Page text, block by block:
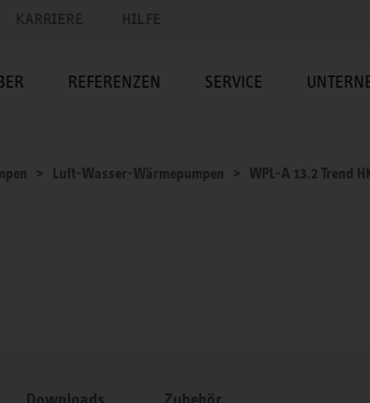
KARRIERE HILFE
REFERENZEN SERVICE
Luft-Wasser-Wärmepumpen WPL-A 13.2 Trend
Downloads Zubehör